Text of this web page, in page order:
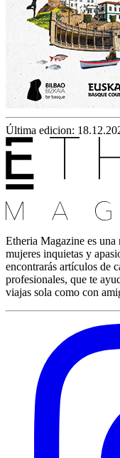
Última edicion:
Etheria Magazine es una
mujeres inquietas y
encontrarás artículos de
profesionales, que te
viajas sola como con